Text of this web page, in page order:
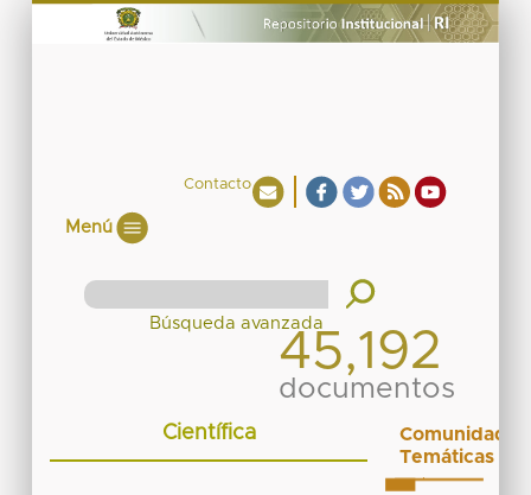
Contacto
Menú
45,192
documentos
Científica
Comunidades
Temáticas